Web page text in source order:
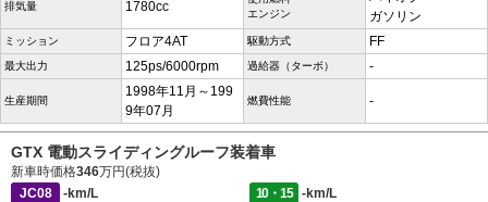
排気量 1780cc
エンジン
ガソリン
ミッション フロア4AT 駆動方式 FF
最大出力 125ps/6000rpm 過給器（ターボ） -
生産期間
1998年11月～199
9年07月
燃費性能 -
GTX 電動スライディングルーフ装着車
新車時価格346万円(税抜)
JC08
-km/L 10・15
-km/L